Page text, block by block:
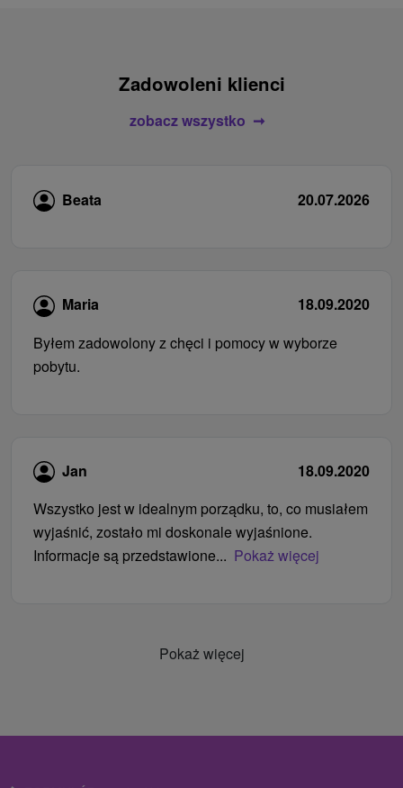
Zadowoleni klienci
zobacz wszystko
Beata 20.07.2026
Maria
18.09.2020
Byłem zadowolony z chęci i pomocy w wyborze
pobytu.
Jan
18.09.2020
Wszystko jest w idealnym porządku, to, co musiałem
wyjaśnić, zostało mi doskonale wyjaśnione.
Informacje są przedstawione... Pokaż więcej
Pokaż więcej